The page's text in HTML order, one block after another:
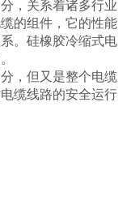
，关系着诸多行业
的组件，它的性能
。硅橡胶冷缩式电
，但又是整个电缆
缆线路的安全运行